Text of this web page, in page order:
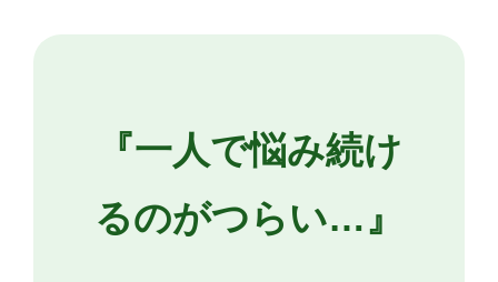
『一人で悩み続け
るのがつらい…』